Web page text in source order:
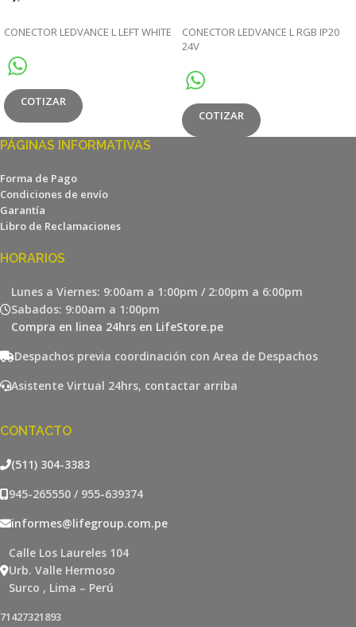
CONECTOR LEDVANCE L LEFT WHITE
COTIZAR
CONECTOR LEDVANCE L RGB IP20
24V
COTIZAR
PÁGINAS INFORMATIVAS
Forma de Pago
Condiciones de envío
Garantía
Libro de Reclamaciones
HORARIOS
Lunes a Viernes: 9:00am a 1:00pm / 2:00pm a 6:00pm
Sabados: 9:00am a 1:00pm
Compra en linea 24hrs en LifeStore.pe
Despachos previa coordinación con Area de Despachos
Asistente Virtual 24hrs, contactar arriba
CONTACTO
(511) 304-3383
945-265550 / 955-639374
informes@lifegroup.com.pe
Calle Los Laureles 104
Urb. Valle Hermoso
Surco , Lima – Perú
71427321893